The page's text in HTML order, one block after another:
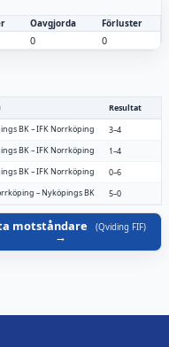
Oavgjorda Förluster
0 0
Resultat
BK–IFK Norrköping
3–4
BK–IFK Norrköping
1–4
BK–IFK Norrköping
0–6
–Nyköpings BK 5–0
motståndare (Qviding FIF)